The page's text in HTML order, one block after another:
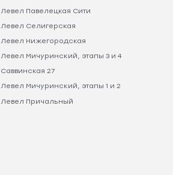
Левел Павелецкая Сити
Левел Селигерская
Левел Нижегородская
Левел Мичуринский, этапы 3 и 4
Саввинская 27
Левел Мичуринский, этапы 1 и 2
Левел Причальный